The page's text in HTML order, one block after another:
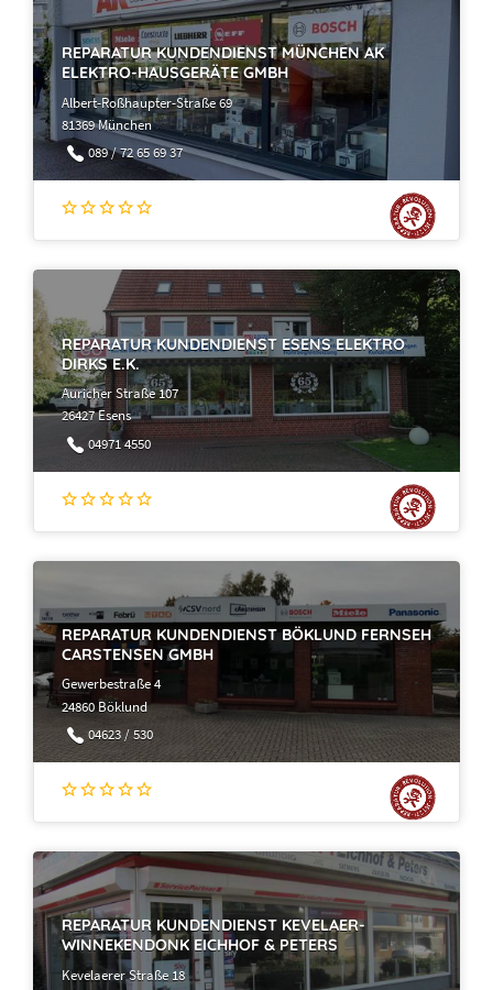
REPARATUR KUNDENDIENST MÜNCHEN AK
ELEKTRO-HAUSGERÄTE GMBH
Albert-Roßhaupter-Straße 69
81369 München
089 / 72 65 69 37
REPARATUR KUNDENDIENST ESENS ELEKTRO
DIRKS E.K.
Auricher Straße 107
26427 Esens
04971 4550
REPARATUR KUNDENDIENST BÖKLUND FERNSEH
CARSTENSEN GMBH
Gewerbestraße 4
24860 Böklund
04623 / 530
REPARATUR KUNDENDIENST KEVELAER-
WINNEKENDONK EICHHOF & PETERS
Kevelaerer Straße 18